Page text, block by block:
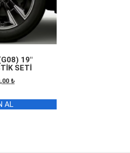
19″
SETİ
₺.
₺Şu
fiyat:
121.000,00 ₺.
AL